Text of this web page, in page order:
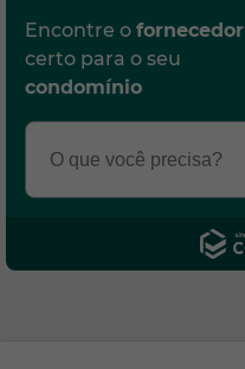
Encontre o fornecedor
certo para o seu
condomínio